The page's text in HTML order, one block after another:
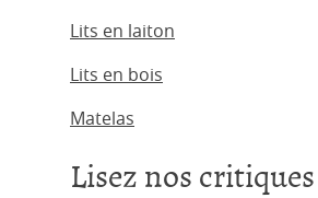
Lits en laiton
Lits en bois
Matelas
Lisez nos critiques